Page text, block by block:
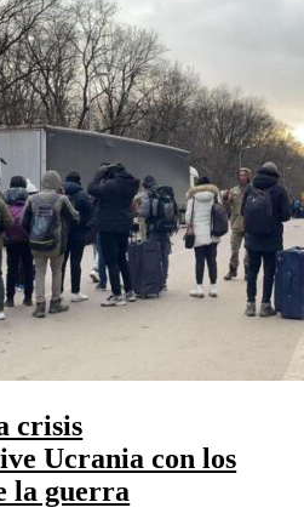
crisis
Ucrania con los
la guerra